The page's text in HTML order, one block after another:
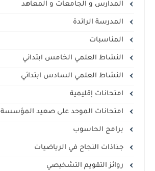
المدارس و الجامعات و المعاهد
المدرسة الرائدة
المناسبات
النشاط العلمي الخامس ابتدائي
النشاط العلمي السادس ابتدائي
امتحانات إقليمية
امتحانات الموحد على صعيد المؤسسة
برامج الحاسوب
جذاذات النجاح في الرياضيات
روائز التقويم التشخيصي